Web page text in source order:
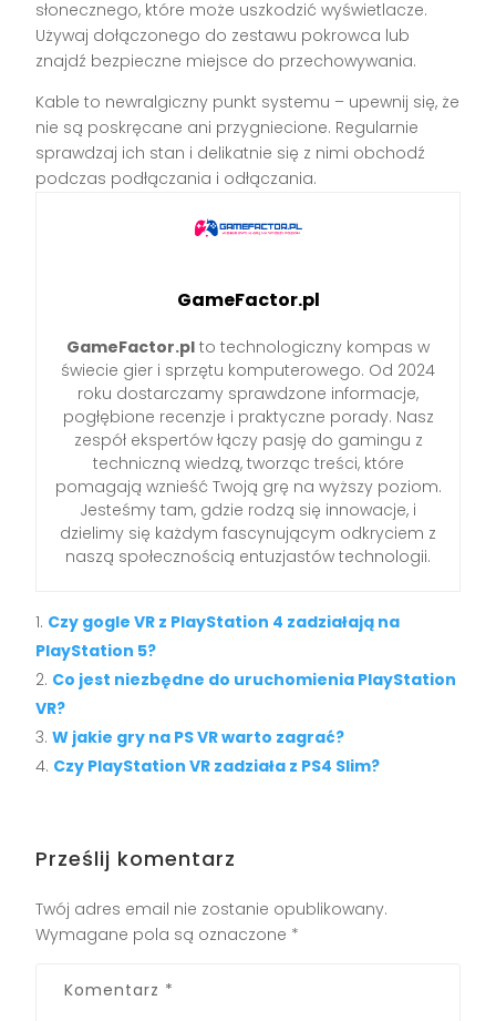
słonecznego, które może uszkodzić wyświetlacze.
Używaj dołączonego do zestawu pokrowca lub
znajdź bezpieczne miejsce do przechowywania.
Kable to newralgiczny punkt systemu – upewnij się, że
nie są poskręcane ani przygniecione. Regularnie
sprawdzaj ich stan i delikatnie się z nimi obchodź
podczas podłączania i odłączania.
GameFactor.pl
GameFactor.pl to technologiczny kompas w
świecie gier i sprzętu komputerowego. Od 2024
roku dostarczamy sprawdzone informacje,
pogłębione recenzje i praktyczne porady. Nasz
zespół ekspertów łączy pasję do gamingu z
techniczną wiedzą, tworząc treści, które
pomagają wznieść Twoją grę na wyższy poziom.
Jesteśmy tam, gdzie rodzą się innowacje, i
dzielimy się każdym fascynującym odkryciem z
naszą społecznością entuzjastów technologii.
Czy gogle VR z PlayStation 4 zadziałają na
PlayStation 5?
Co jest niezbędne do uruchomienia PlayStation
VR?
W jakie gry na PS VR warto zagrać?
Czy PlayStation VR zadziała z PS4 Slim?
Prześlij komentarz
Twój adres email nie zostanie opublikowany.
Wymagane pola są oznaczone *